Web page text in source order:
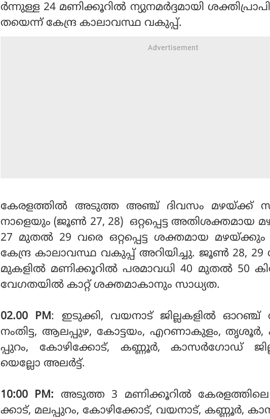
ര്‍ന്നുള്ള 24 മണിക്കൂറില്‍ ന്യുനമര്‍ദ്ദമായി
തയെന്ന് കേന്ദ്ര കാലാവസ്ഥ വകുപ്പ്.
കേരളത്തില്‍ അടുത്ത അഞ്ച് ദിവസം മഴയ്ക്ക്
നാളെയും (ജൂണ്‍ 27, 28) ഒറ്റപ്പെട്ട
27 മുതല്‍ 29 വരെ ഒറ്റപ്പെട്ട ശക്തമായ
കേന്ദ്ര കാലാവസ്ഥ വകുപ്പ് അറിയിച്ചു. ജൂണ്‍ 28, 29
മുകളില്‍ മണിക്കൂറില്‍ പരമാവധി 40 മുതല്‍ 50
വേഗതയില്‍ കാറ്റ് ശക്തമാകാനും സാധ്യത.
02.00 PM: ഇടുക്കി, വയനാട് ജില്ലകളില്‍ ഓറഞ്ച്
നംതിട്ട, ആലപ്പുഴ, കോട്ടയം, എറണാകുളം, തൃശൂര്‍,
പ്പുറം, കോഴിക്കോട്, കണ്ണൂര്‍, കാസര്‍ഗോഡ്
യെല്ലോ അലര്‍ട്ട്.
10:00 PM: അടുത്ത 3 മണിക്കൂറിൽ
ക്കാട്, മലപ്പുറം, കോഴിക്കോട്, വയനാട്, കണ്ണൂർ,